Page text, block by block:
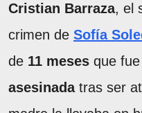
Cristian Barraza, el
crimen de Sofía
de 11 meses que fue
asesinadatras ser